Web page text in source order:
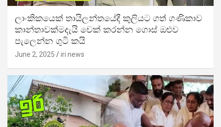
ලාංකිකයෙක් තායිලන්තයේදී කුලියට ගත් ගණිකාව
කාන්තාවක්මදැයි චෙක් කරන්න ගොස් ඔළුව
පැලෙන්න ගුටි කයි
June 2, 2025 iri news